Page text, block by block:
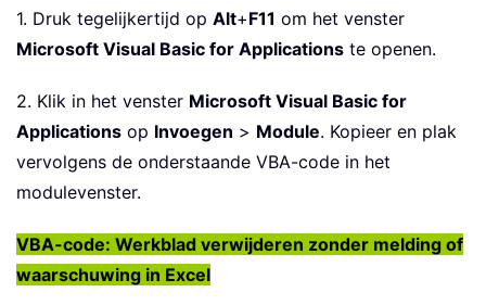
1. Druk tegelijkertijd op Alt+F11 om het venster
Microsoft Visual Basic for Applications te openen.
2. Klik in het venster Microsoft Visual Basic for
Applications op Invoegen > Module. Kopieer en plak
vervolgens de onderstaande VBA-code in het
modulevenster.
VBA-code: Werkblad verwijderen zonder melding of
waarschuwing in Excel